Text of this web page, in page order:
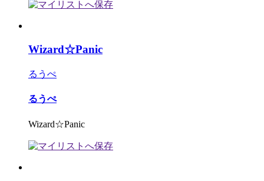
Wizard☆Panic
るうぺ
るうぺ
Wizard☆Panic